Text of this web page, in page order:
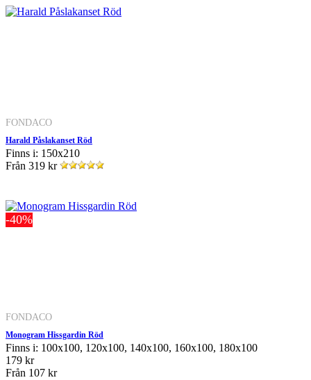
FONDACO
Harald Påslakanset Röd
Finns i: 150x210
Från 319 kr
-40%
FONDACO
Monogram Hissgardin Röd
Finns i: 100x100, 120x100, 140x100, 160x100, 180x100
179 kr
Från 107 kr